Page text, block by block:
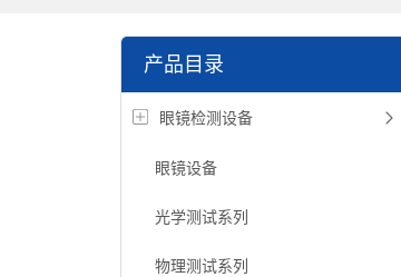
产品目录
眼镜检测设备
眼镜设备
光学测试系列
物理测试系列